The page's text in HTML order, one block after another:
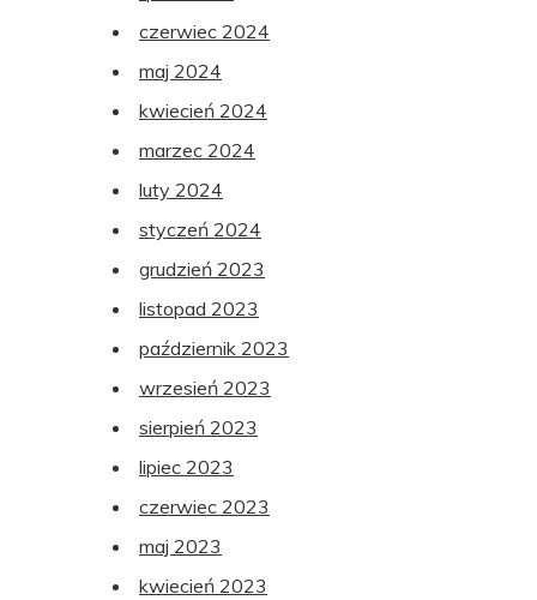
czerwiec 2024
maj 2024
kwiecień 2024
marzec 2024
luty 2024
styczeń 2024
grudzień 2023
listopad 2023
październik 2023
wrzesień 2023
sierpień 2023
lipiec 2023
czerwiec 2023
maj 2023
kwiecień 2023